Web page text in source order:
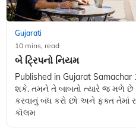
Gujarati
10 mins, read
બે ટ્રિપનો નિયમ
Published in Gujarat
શકે. તમને તે બાબતો ત્યારે જ મળે છે
કરવાનું બંધ કરો છો અને ફક્ત તેમાં
કૉલમ